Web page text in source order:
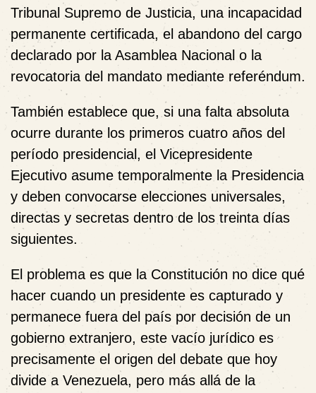
Tribunal Supremo de Justicia, una incapacidad
permanente certificada, el abandono del cargo
declarado por la Asamblea Nacional o la
revocatoria del mandato mediante referéndum.
También establece que, si una falta absoluta
ocurre durante los primeros cuatro años del
período presidencial, el Vicepresidente
Ejecutivo asume temporalmente la Presidencia
y deben convocarse elecciones universales,
directas y secretas dentro de los treinta días
siguientes.
El problema es que la Constitución no dice qué
hacer cuando un presidente es capturado y
permanece fuera del país por decisión de un
gobierno extranjero, este vacío jurídico es
precisamente el origen del debate que hoy
divide a Venezuela, pero más allá de la